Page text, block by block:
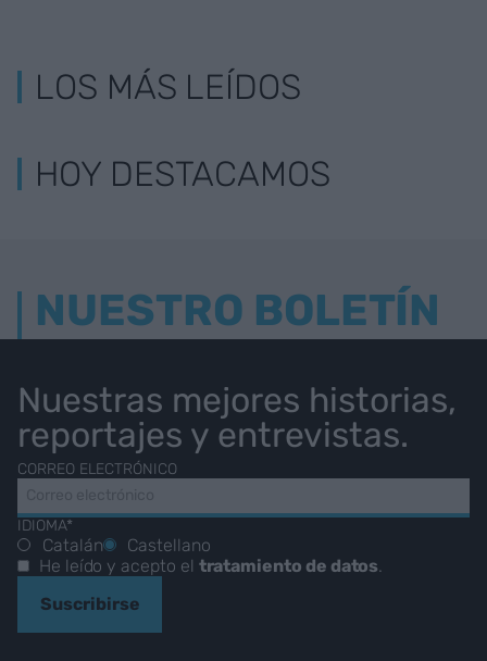
LOS MÁS LEÍDOS
HOY DESTACAMOS
NUESTRO BOLETÍN
Nuestras mejores historias,
reportajes y entrevistas.
CORREO ELECTRÓNICO
IDIOMA*
Catalán
Castellano
He leído y acepto el tratamiento de datos.
Suscribirse